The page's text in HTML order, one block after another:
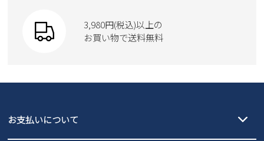
moz
Parade
GAP
new balance
瞬足
3,980円(税込)以上の
お買い物で送料無料
お支払いについて